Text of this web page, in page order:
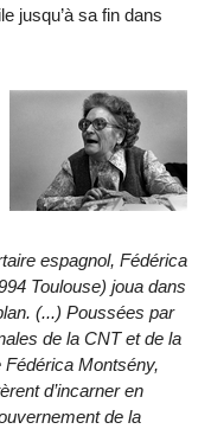
jusqu’à sa fin dans
espagnol, Fédérica
Toulouse) joua dans
(...) Poussées par
de la CNT et de la
Montsény,
d’incarner en
de la